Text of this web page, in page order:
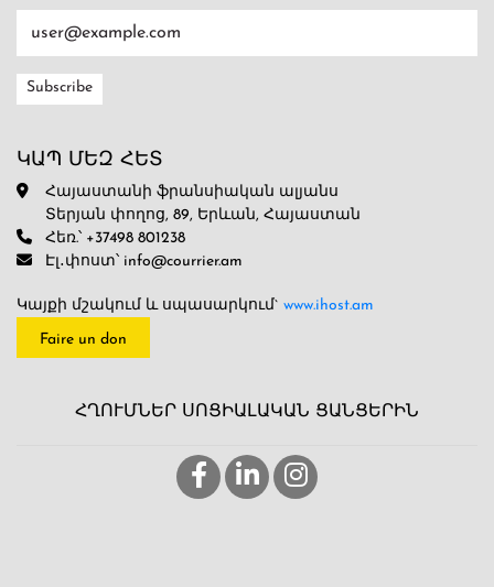
ԿԱՊ ՄԵԶ ՀԵՏ
Հայաստանի ֆրանսիական ալյանս
Տերյան փողոց, 89, Երևան, Հայաստան
Հեռ.՝ +37498 801238
Էլ․փոստ՝ info@courrier.am
Կայքի մշակում և սպասարկում` www.ihost.am
Faire un don
ՀՂՈՒՄՆԵՐ ՍՈՑԻԱԼԱԿԱՆ ՑԱՆՑԵՐԻՆ